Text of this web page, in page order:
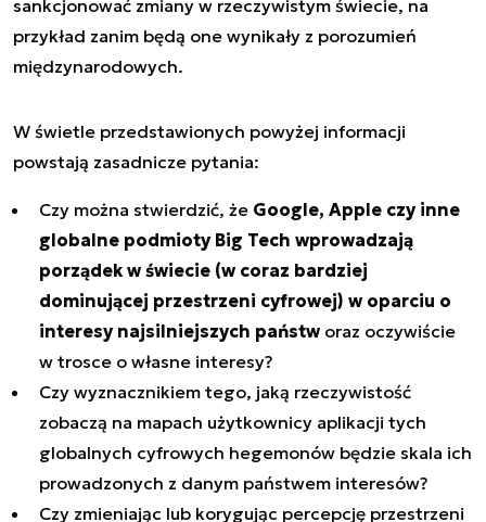
sankcjonować zmiany w rzeczywistym świecie, na
przykład zanim będą one wynikały z porozumień
międzynarodowych.
W świetle przedstawionych powyżej informacji
powstają zasadnicze pytania:
Czy można stwierdzić, że Google, Apple czy inne
globalne podmioty Big Tech wprowadzają
porządek w świecie (w coraz bardziej
dominującej przestrzeni cyfrowej) w oparciu o
interesy najsilniejszych państw oraz oczywiście
w trosce o własne interesy?
Czy wyznacznikiem tego, jaką rzeczywistość
zobaczą na mapach użytkownicy aplikacji tych
globalnych cyfrowych hegemonów będzie skala ich
prowadzonych z danym państwem interesów?
Czy zmieniając lub korygując percepcję przestrzeni